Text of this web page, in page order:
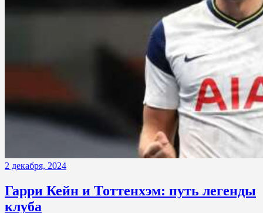
2 декабря, 2024
Гарри Кейн и Тоттенхэм: путь легенды
клуба